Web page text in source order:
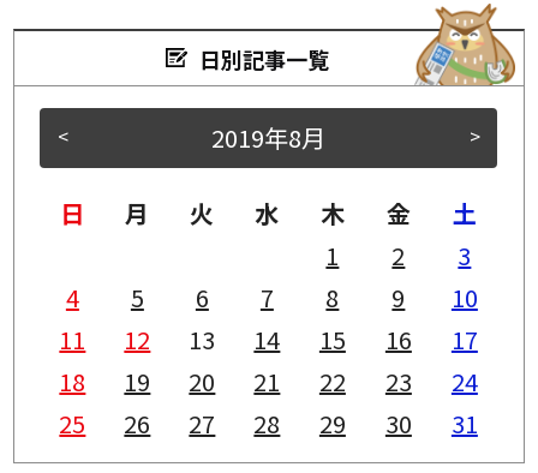
日別記事一覧
< >
2019年8月
日 月 火 水 木 金
土
1
2
3
4
5 6 7 8 9
10
11
12 13 14 15 16
17
18
19 20 21 22 23
24
25
26 27 28 29 30 31